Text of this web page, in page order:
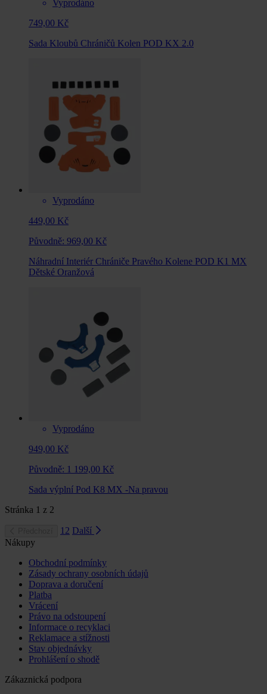
Vyprodáno
749,00 Kč
Sada Kloubů Chráničů Kolen POD KX 2.0
Vyprodáno
449,00 Kč
Původně: 969,00 Kč
Náhradní Interiér Chrániče Pravého Kolene POD K1 MX
Dětské Oranžová
Vyprodáno
949,00 Kč
Původně: 1 199,00 Kč
Sada výplní Pod K8 MX -Na pravou
Stránka 1 z 2
12 Další
Nákupy
Obchodní podmínky
Zásady ochrany osobních údajů
Doprava a doručení
Platba
Vrácení
Právo na odstoupení
Informace o recyklaci
Reklamace a stížnosti
Stav objednávky
Prohlášení o shodě
Zákaznická podpora